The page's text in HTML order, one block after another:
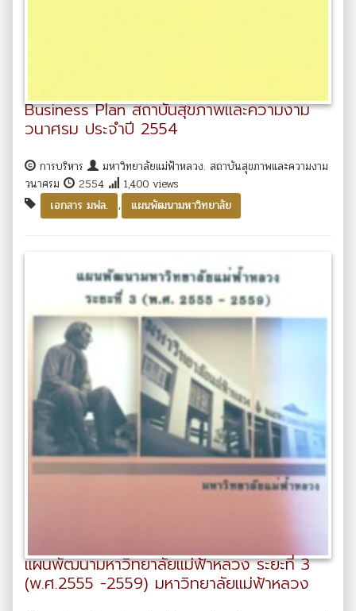
Business Plan สถาบันสุขภาพและความงาม
วนาศรม ประจำปี 2554
การบริหาร
มหาวิทยาลัยแม่ฟ้าหลวง. สถาบันสุขภาพและความงาม
วนาศรม
2554
1,400 views
เอกสาร มฟล.
, แผนพัฒนามหาวิทยาลัย
แผนพัฒนามหาวิทยาลัยแม่ฟ้าหลวง ระยะที่ 3
(พ.ศ.2555 -2559) มหาวิทยาลัยแม่ฟ้าหลวง